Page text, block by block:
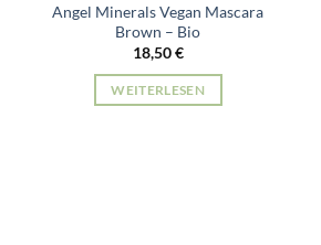
Angel Minerals Vegan Mascara
Brown – Bio
18,50€
WEITERLESEN